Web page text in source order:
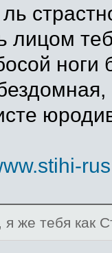
лицом
ноги
я же тебя как